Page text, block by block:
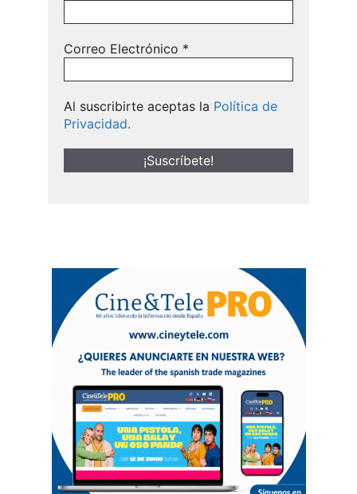
Correo Electrónico *
Al suscribirte aceptas la Política de
Privacidad.